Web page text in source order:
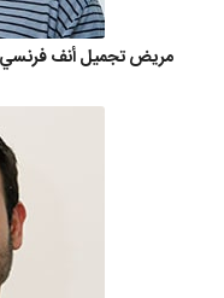
مريض تجميل أنف فرنسي